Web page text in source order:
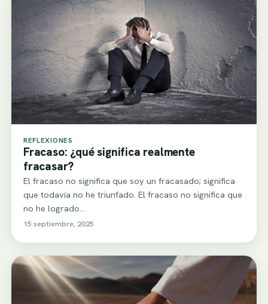
REFLEXIONES
Fracaso: ¿qué significa realmente
fracasar?
El fracaso no significa que soy un fracasado; significa
que todavía no he triunfado. El fracaso no significa que
no he logrado…
15 septiembre, 2025